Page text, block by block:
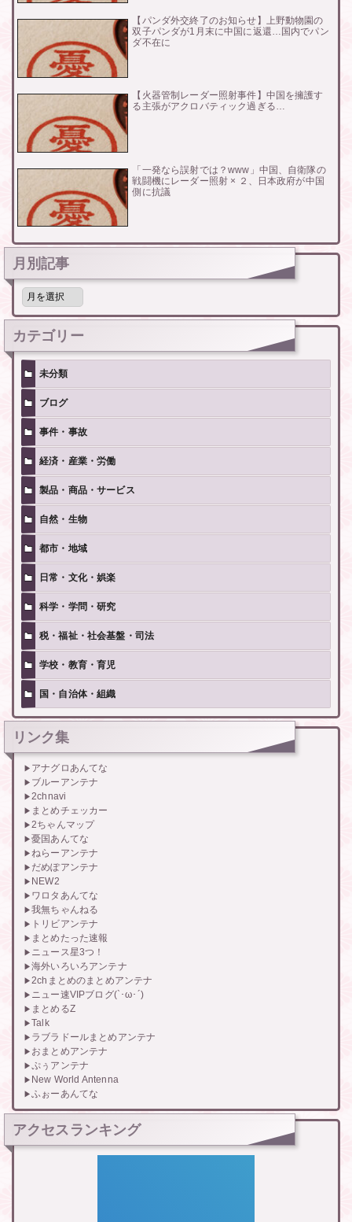
【パンダ外交終了のお知らせ】上野動物園の
双子パンダが1月末に中国に返還…国内でパン
ダ不在に
【火器管制レーダー照射事件】中国を擁護す
る主張がアクロバティック過ぎる…
「一発なら誤射では？www」中国、自衛隊の
戦闘機にレーダー照射 × ２、日本政府が中国
側に抗議
月別記事
月
記
事
カテゴリー
未分類
ブログ
事件・事故
経済・産業・労働
製品・商品・サービス
自然・生物
都市・地域
日常・文化・娯楽
科学・学問・研究
税・福祉・社会基盤・司法
学校・教育・育児
国・自治体・組織
リンク集
アナグロあんてな
ブルーアンテナ
2chnavi
まとめチェッカー
2ちゃんマップ
憂国あんてな
ねらーアンテナ
だめぽアンテナ
NEW2
ワロタあんてな
我無ちゃんねる
トリビアンテナ
まとめたった速報
ニュース星3つ！
海外いろいろアンテナ
2chまとめのまとめアンテナ
ニュー速VIPブログ(`･ω･´)
まとめるZ
Talk
ラブラドールまとめアンテナ
おまとめアンテナ
ぷぅアンテナ
New World Antenna
ふぉーあんてな
アクセスランキング